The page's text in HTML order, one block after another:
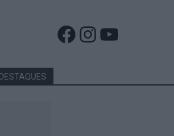
Facebook
Instagram
YouTube